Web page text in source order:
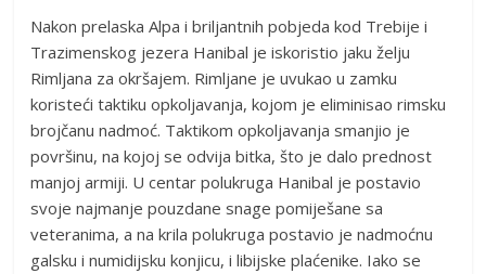
Nakon prelaska Alpa i briljantnih pobjeda kod Trebije i
Trazimenskog jezera Hanibal je iskoristio jaku želju
Rimljana za okršajem. Rimljane je uvukao u zamku
koristeći taktiku opkoljavanja, kojom je eliminisao rimsku
brojčanu nadmoć. Taktikom opkoljavanja smanjio je
površinu, na kojoj se odvija bitka, što je dalo prednost
manjoj armiji. U centar polukruga Hanibal je postavio
svoje najmanje pouzdane snage pomiješane sa
veteranima, a na krila polukruga postavio je nadmoćnu
galsku i numidijsku konjicu, i libijske plaćenike. Iako se